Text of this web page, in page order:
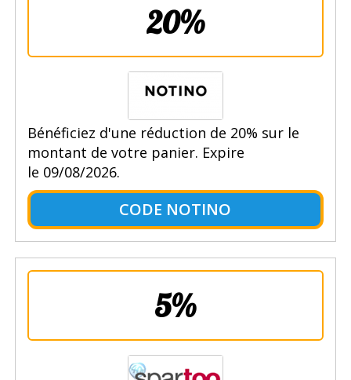
20%
Bénéficiez d'une réduction de 20% sur le
montant de votre panier. Expire
le 09/08/2026.
CODE NOTINO
5%